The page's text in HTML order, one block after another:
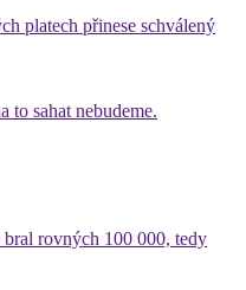
platech přinese schválený
to sahat nebudeme.
bral rovných 100 000, tedy